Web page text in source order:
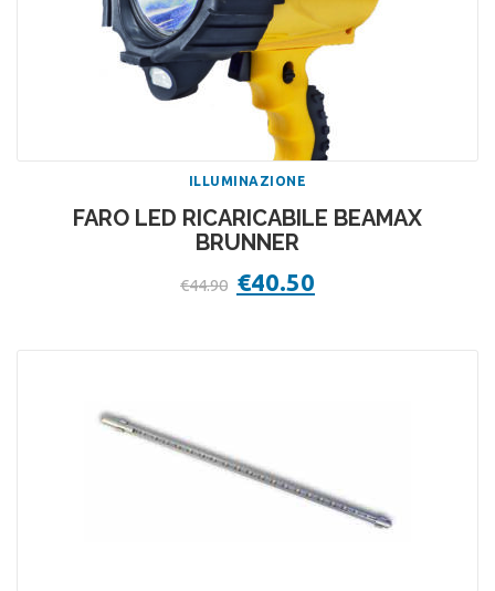
ILLUMINAZIONE
FARO LED RICARICABILE BEAMAX
BRUNNER
€44.90 Il
prezzo
€40.50prezzo